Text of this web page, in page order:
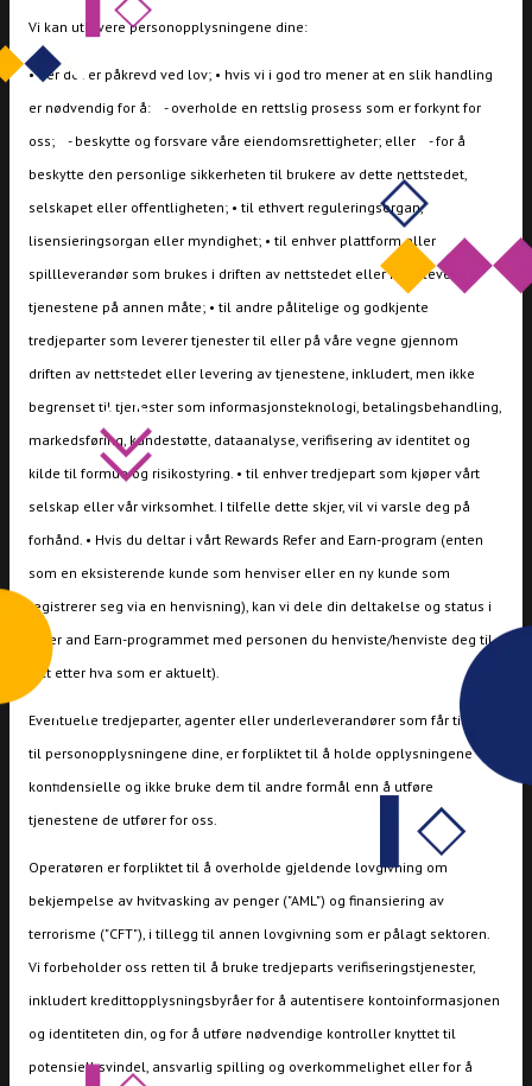
Vi kan utlevere personopplysningene dine:
• der det er påkrevd ved lov; • hvis vi i god tro mener at en slik handling
er nødvendig for å: - overholde en rettslig prosess som er forkynt for
oss; - beskytte og forsvare våre eiendomsrettigheter; eller - for å
beskytte den personlige sikkerheten til brukere av dette nettstedet,
selskapet eller offentligheten; • til ethvert reguleringsorgan,
lisensieringsorgan eller myndighet; • til enhver plattform eller
spillleverandør som brukes i driften av nettstedet eller for å levere
tjenestene på annen måte; • til andre pålitelige og godkjente
tredjeparter som leverer tjenester til eller på våre vegne gjennom
driften av nettstedet eller levering av tjenestene, inkludert, men ikke
begrenset til tjenester som informasjonsteknologi, betalingsbehandling,
markedsføring, kundestøtte, dataanalyse, verifisering av identitet og
kilde til formue og risikostyring. • til enhver tredjepart som kjøper vårt
selskap eller vår virksomhet. I tilfelle dette skjer, vil vi varsle deg på
forhånd. • Hvis du deltar i vårt Rewards Refer and Earn-program (enten
som en eksisterende kunde som henviser eller en ny kunde som
registrerer seg via en henvisning), kan vi dele din deltakelse og status i
Refer and Earn-programmet med personen du henviste/henviste deg til
(alt etter hva som er aktuelt).
Eventuelle tredjeparter, agenter eller underleverandører som får tilgang
til personopplysningene dine, er forpliktet til å holde opplysningene
konfidensielle og ikke bruke dem til andre formål enn å utføre
tjenestene de utfører for oss.
Operatøren er forpliktet til å overholde gjeldende lovgivning om
bekjempelse av hvitvasking av penger ("AML") og finansiering av
terrorisme ("CFT"), i tillegg til annen lovgivning som er pålagt sektoren.
Vi forbeholder oss retten til å bruke tredjeparts verifiseringstjenester,
inkludert kredittopplysningsbyråer for å autentisere kontoinformasjonen
og identiteten din, og for å utføre nødvendige kontroller knyttet til
potensiell svindel, ansvarlig spilling og overkommelighet eller for å